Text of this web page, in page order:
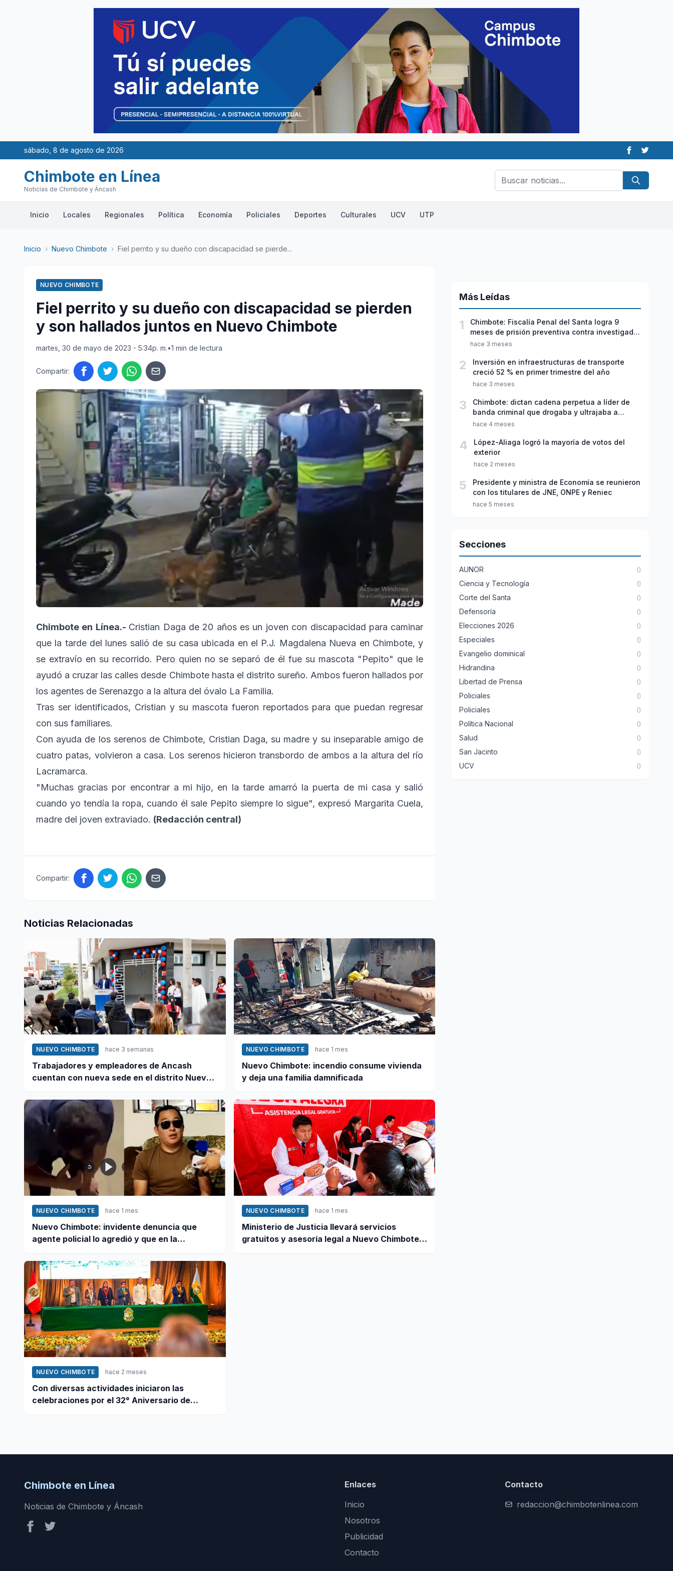
sábado, 8 de agosto de 2026
Chimbote en Línea
Noticias de Chimbote y Áncash
Inicio Locales Regionales Política Economía Policiales Deportes Culturales UCV UTP
Inicio › Nuevo Chimbote › Fiel perrito y su dueño con discapacidad se pierde...
NUEVO CHIMBOTE
Fiel perrito y su dueño con discapacidad se pierden
y son hallados juntos en Nuevo Chimbote
martes, 30 de mayo de 2023 - 5:34p. m.•1 min de lectura
Compartir:
Chimbote en Línea.- Cristian Daga de 20 años es un joven con discapacidad para caminar
que la tarde del lunes salió de su casa ubicada en el P.J. Magdalena Nueva en Chimbote, y
se extravío en su recorrido. Pero quien no se separó de él fue su mascota "Pepito" que le
ayudó a cruzar las calles desde Chimbote hasta el distrito sureño. Ambos fueron hallados por
los agentes de Serenazgo a la altura del óvalo La Familia.
Tras ser identificados, Cristian y su mascota fueron reportados para que puedan regresar
con sus familiares.
Con ayuda de los serenos de Chimbote, Cristian Daga, su madre y su inseparable amigo de
cuatro patas, volvieron a casa. Los serenos hicieron transbordo de ambos a la altura del río
Lacramarca.
"Muchas gracias por encontrar a mi hijo, en la tarde amarró la puerta de mi casa y salió
cuando yo tendía la ropa, cuando él sale Pepito siempre lo sigue", expresó Margarita Cuela,
madre del joven extraviado. (Redacción central)
Compartir:
Noticias Relacionadas
NUEVO CHIMBOTE hace 3 semanas
Trabajadores y empleadores de Ancash
cuentan con nueva sede en el distrito Nuevo
NUEVO CHIMBOTE hace 1 mes
Nuevo Chimbote: incendio consume vivienda
y deja una familia damnificada
NUEVO CHIMBOTE hace 1 mes
Nuevo Chimbote: invidente denuncia que
agente policial lo agredió y que en la
NUEVO CHIMBOTE hace 1 mes
Ministerio de Justicia llevará servicios
gratuitos y asesoría legal a Nuevo Chimbote
NUEVO CHIMBOTE hace 2 meses
Con diversas actividades iniciaron las
celebraciones por el 32° Aniversario de
Más Leídas
1
Chimbote: Fiscalía Penal del Santa logra 9
meses de prisión preventiva contra investigado
por violación sexual y tentativa de feminicidio
hace 3 meses
2
Inversión en infraestructuras de transporte
creció 52 % en primer trimestre del año
hace 3 meses
3
Chimbote: dictan cadena perpetua a líder de
banda criminal que drogaba y ultrajaba a
jóvenes
hace 4 meses
4
López-Aliaga logró la mayoría de votos del
exterior
hace 2 meses
5
Presidente y ministra de Economía se reunieron
con los titulares de JNE, ONPE y Reniec
hace 5 meses
Secciones
AUNOR ()
Ciencia y Tecnología ()
Corte del Santa ()
Defensoría ()
Elecciones 2026 ()
Especiales ()
Evangelio dominical ()
Hidrandina ()
Libertad de Prensa ()
Policiales ()
Policiales ()
Política Nacional ()
Salud ()
San Jacinto ()
UCV ()
Chimbote en Línea
Noticias de Chimbote y Áncash
Enlaces
Inicio
Nosotros
Publicidad
Contacto
Contacto
redaccion@chimbotenlinea.com